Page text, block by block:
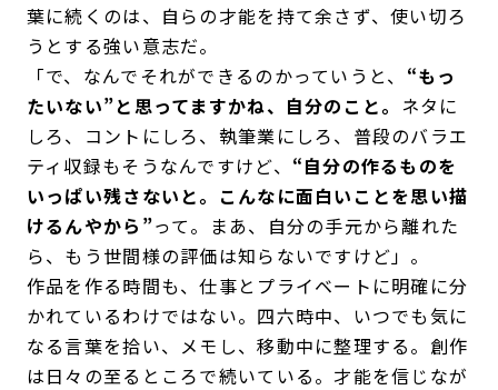
葉に続くのは、自らの才能を持て余さず、使い切ろ
うとする強い意志だ。
「で、なんでそれができるのかっていうと、 “もっ
たいない”と思ってますかね、自分のこと。 ネタに
しろ、コントにしろ、執筆業にしろ、普段のバラエ
ティ収録もそうなんですけど、 “自分の作るものを
いっぱい残さないと。こんなに面白いことを思い描
けるんやから”って。まあ、自分の手元から離れた
ら、もう世間様の評価は知らないですけど」。
作品を作る時間も、仕事とプライベートに明確に分
かれているわけではない。四六時中、いつでも気に
なる言葉を拾い、メモし、移動中に整理する。創作
は日々の至るところで続いている。才能を信じなが